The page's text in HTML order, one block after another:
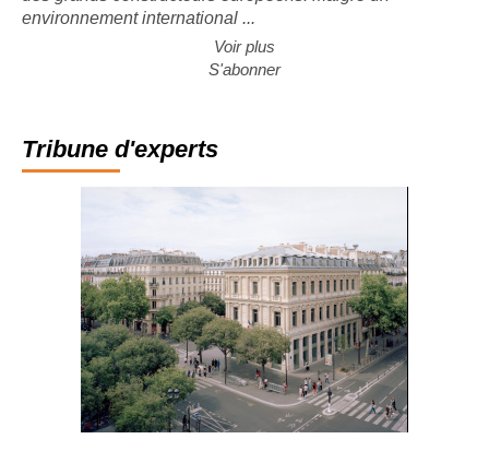
des grands constructeurs européens. Malgré un
Voir plus
Tribune d'experts